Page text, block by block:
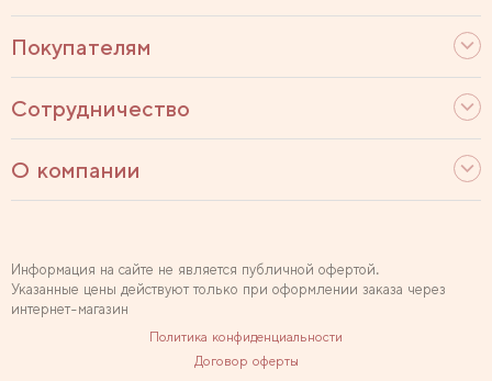
Покупателям
Сотрудничество
О компании
Информация на сайте не является публичной офертой.
Указанные цены действуют только при оформлении заказа через
интернет-магазин
Политика конфиденциальности
Договор оферты